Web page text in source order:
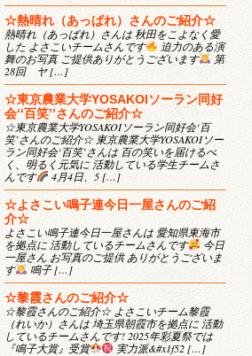
☆熱晴れ（あっぱれ）さんのご紹介☆
熱晴れ（あっぱれ）さんは 秋田をこよなく愛
した よさこいチームさんです
迫力のある演
舞のお写真 ご提供ありがとうございます
第
28回 ヤ […]
☆東京農業大学YOSAKOIソーラン同好
会‘‘百笑’’さんのご紹介☆
☆東京農業大学YOSAKOIソーラン同好会‘百
笑’さんのご紹介☆ 東京農業大学YOSAKOIソー
ラン同好会‘百笑’さんは 百の笑いを届けるべ
く、明るく元気に 活動している学生チームさ
んです
4月4日、5 […]
☆よさこい鳴子連今日一屋さんのご紹
介☆
よさこい鳴子連今日一屋さんは 愛知県東海市
を拠点に 活動しているチームさんです
今日
一屋さん お写真のご提供 ありがとうございま
す
鳴子 […]
☆黎霞さんのご紹介☆
☆黎霞さんのご紹介☆ よさこいチーム黎霞
（れいか）さんは 埼玉県朝霞市を拠点に 活動
しているチームさんです! 2025年彩夏祭では
『鳴子大賞』受賞
実力派&#x1f52 […]